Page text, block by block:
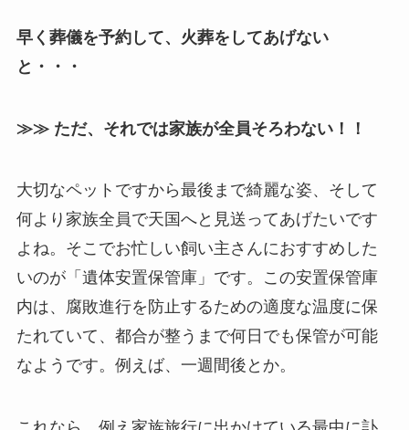
早く葬儀を予約して、火葬をしてあげない
と・・・
≫≫ ただ、それでは家族が全員そろわない！！
大切なペットですから最後まで綺麗な姿、そして
何より家族全員で天国へと見送ってあげたいです
よね。そこでお忙しい飼い主さんにおすすめした
いのが「遺体安置保管庫」です。この安置保管庫
内は、腐敗進行を防止するための適度な温度に保
たれていて、都合が整うまで何日でも保管が可能
なようです。例えば、一週間後とか。